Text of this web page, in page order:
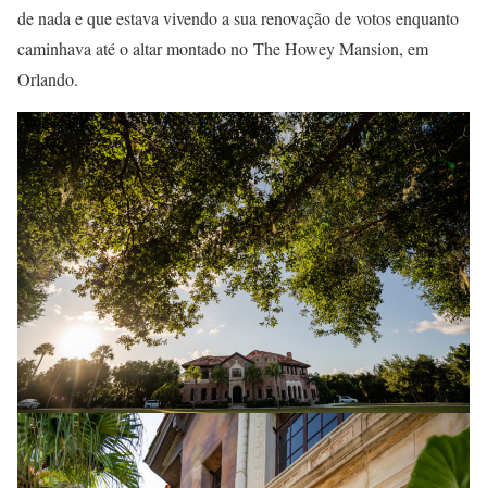
de nada e que estava vivendo a sua renovação de votos enquanto
caminhava até o altar montado no The Howey Mansion, em
Orlando.